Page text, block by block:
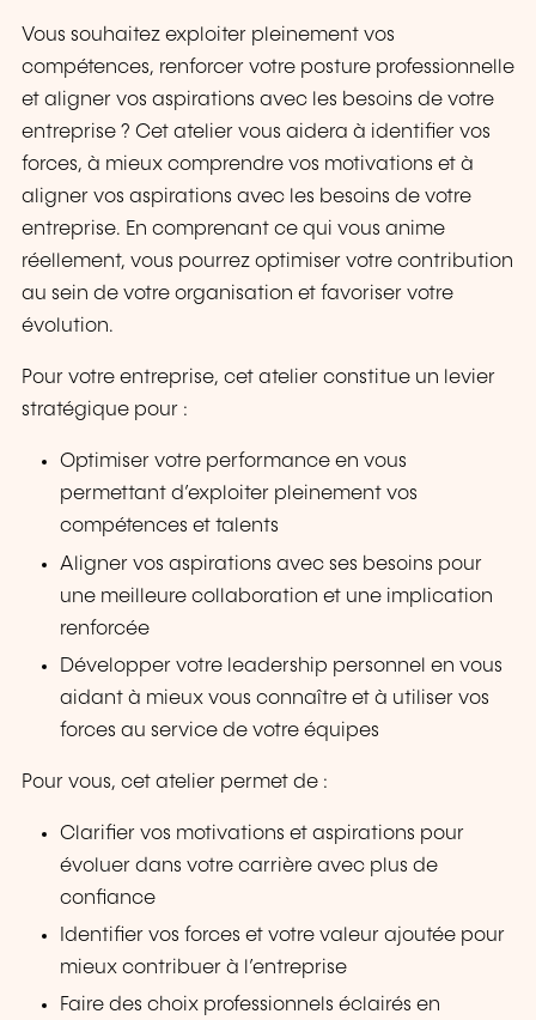
Vous souhaitez exploiter pleinement vos
compétences, renforcer votre posture professionnelle
et aligner vos aspirations avec les besoins de votre
entreprise ? Cet atelier vous aidera à identifier vos
forces, à mieux comprendre vos motivations et à
aligner vos aspirations avec les besoins de votre
entreprise. En comprenant ce qui vous anime
réellement, vous pourrez optimiser votre contribution
au sein de votre organisation et favoriser votre
évolution.
Pour votre entreprise, cet atelier constitue un levier
stratégique pour :
Optimiser votre performance en vous
permettant d’exploiter pleinement vos
compétences et talents
Aligner vos aspirations avec ses besoins pour
une meilleure collaboration et une implication
renforcée
Développer votre leadership personnel en vous
aidant à mieux vous connaître et à utiliser vos
forces au service de votre équipes
Pour vous, cet atelier permet de :
Clarifier vos motivations et aspirations pour
évoluer dans votre carrière avec plus de
confiance
Identifier vos forces et votre valeur ajoutée pour
mieux contribuer à l’entreprise
Faire des choix professionnels éclairés en